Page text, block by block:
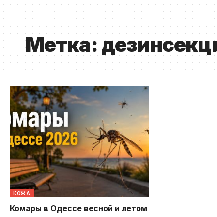
Метка:
КОЖА
Комары в Одессе весной и летом